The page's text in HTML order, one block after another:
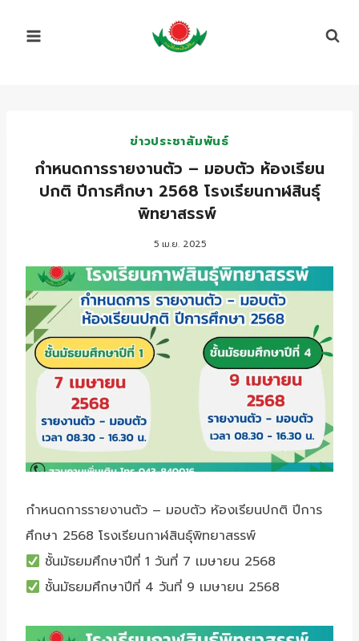
ข่าวประชาสัมพันธ์
กำหนดการรายงานตัว – มอบตัว ห้องเรียน
ปกติ ปีการศึกษา 2568 โรงเรียนกาฬสินธุ์
พิทยาสรรพ์
5 เม.ย. 2025
กำหนดการรายงานตัว – มอบตัว ห้องเรียนปกติ ปีการ
ศึกษา 2568 โรงเรียนกาฬสินธุ์พิทยาสรรพ์
ชั้นมัธยมศึกษาปีที่ 1 วันที่ 7 เมษายน 2568
ชั้นมัธยมศึกษาปีที่ 4 วันที่ 9 เมษายน 2568